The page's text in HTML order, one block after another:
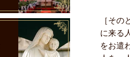
［そ
に来る
をお遣